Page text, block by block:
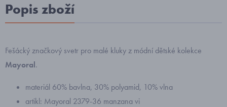
Popis zboží
Fešácký značkový svetr pro malé kluky z módní dětské kolekce
Mayoral.
materiál 60% bavlna, 30% polyamid, 10% vlna
artikl: Mayoral 2379-36 manzana vi